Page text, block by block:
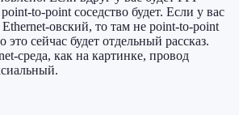
to-point соседство будет. Если у вас
овский, то там не point-to-point
это сейчас будет отдельный рассказ.
среда, как на картинке, провод